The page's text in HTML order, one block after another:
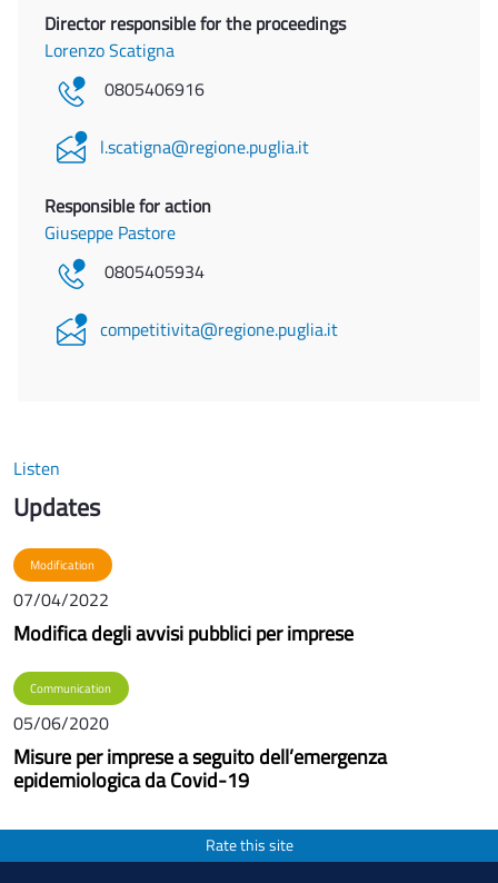
Director responsible for the proceedings
Lorenzo Scatigna
0805406916
l.scatigna@regione.puglia.it
Responsible for action
Giuseppe Pastore
0805405934
competitivita@regione.puglia.it
Listen
Updates
Modification
07/04/2022
Modifica degli avvisi pubblici per imprese
Communication
05/06/2020
Misure per imprese a seguito dell’emergenza
epidemiologica da Covid-19
Rate this site